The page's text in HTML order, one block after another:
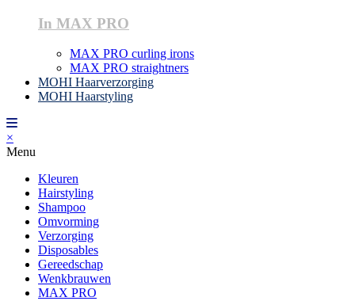
In MAX PRO
MAX PRO curling irons
MAX PRO straightners
MOHI Haarverzorging
MOHI Haarstyling
×
Menu
Kleuren
Hairstyling
Shampoo
Omvorming
Verzorging
Disposables
Gereedschap
Wenkbrauwen
MAX PRO